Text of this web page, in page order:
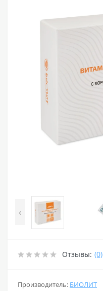
‹
Отзывы: (0)
Производитель: БИОЛИТ